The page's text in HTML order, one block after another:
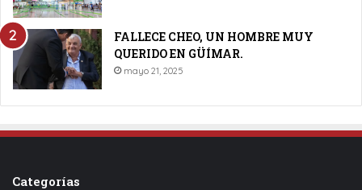
FALLECE CHEO, UN HOMBRE MUY
QUERIDO EN GÜÍMAR.
mayo 21, 2025
Categorías